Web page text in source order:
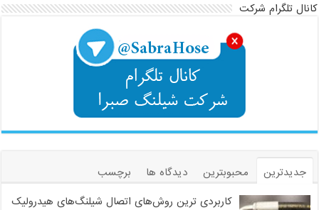
کانال تلگرام شرکت
جدیدترین محبوبترین دیدگاه ها
برچسب
کاربردی ترین روش‌های اتصال شیلنگ‌های هیدرولیک